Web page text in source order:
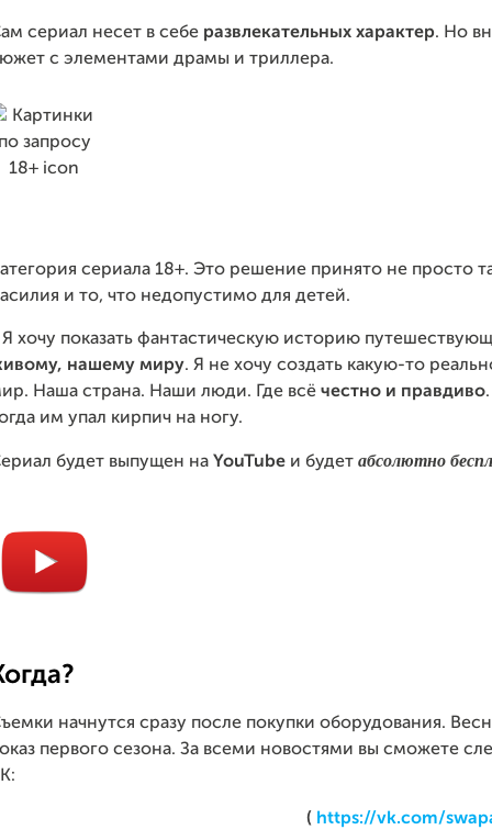
сериал несет в себе развлекательных характер. Но
с элементами драмы и триллера.
сериала 18+. Это решение принято не просто
и то, что недопустимо для детей.
хочу показать фантастическую историю
нашему миру. Я не хочу создать какую-то
Наша страна. Наши люди. Где всё честно и правдиво
им упал кирпич на ногу.
будет выпущен на YouTube и будет абсолютно
начнутся сразу после покупки оборудования.
первого сезона. За всеми новостями вы сможете
( https://vk.com/